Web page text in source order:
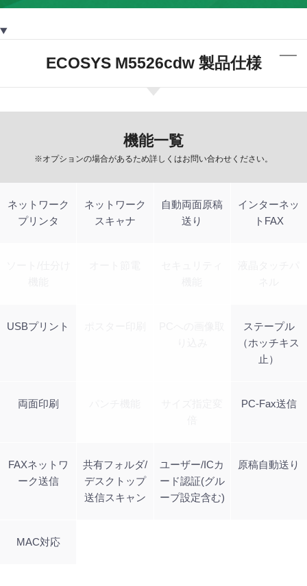
ECOSYS M5526cdw 製品仕様
機能一覧
※オプションの場合があるため詳しくはお問い合わせください。
ネットワーク
プリンタ
ネットワーク
スキャナ
自動両面原稿
送り
インターネッ
トFAX
USBプリント
ステープル
（ホッチキス
止）
両面印刷 PC-Fax送信
FAXネットワ
ーク送信
共有フォルダ/
デスクトップ
送信スキャン
ユーザー/ICカ
ード認証(グル
ープ設定含む)
原稿自動送り
MAC対応